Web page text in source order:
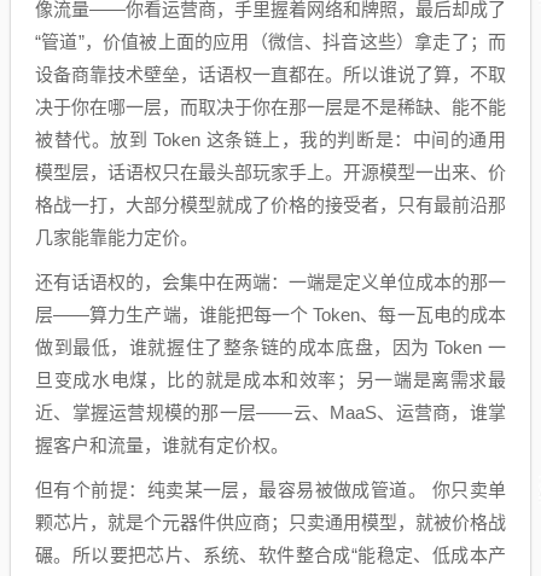
像流量——你看运营商，手里握着网络和牌照，最后却成了
“管道”，价值被上面的应用（微信、抖音这些）拿走了；而
设备商靠技术壁垒，话语权一直都在。所以谁说了算，不取
决于你在哪一层，而取决于你在那一层是不是稀缺、能不能
被替代。放到 Token 这条链上，我的判断是：中间的通用
模型层，话语权只在最头部玩家手上。开源模型一出来、价
格战一打，大部分模型就成了价格的接受者，只有最前沿那
几家能靠能力定价。
还有话语权的，会集中在两端：一端是定义单位成本的那一
层——算力生产端，谁能把每一个 Token、每一瓦电的成本
做到最低，谁就握住了整条链的成本底盘，因为 Token 一
旦变成水电煤，比的就是成本和效率；另一端是离需求最
近、掌握运营规模的那一层——云、MaaS、运营商，谁掌
握客户和流量，谁就有定价权。
但有个前提：纯卖某一层，最容易被做成管道。 你只卖单
颗芯片，就是个元器件供应商；只卖通用模型，就被价格战
碾。所以要把芯片、系统、软件整合成“能稳定、低成本产